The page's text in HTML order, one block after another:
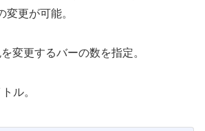
変更が可能。
変更するバーの数を指定。
ル。